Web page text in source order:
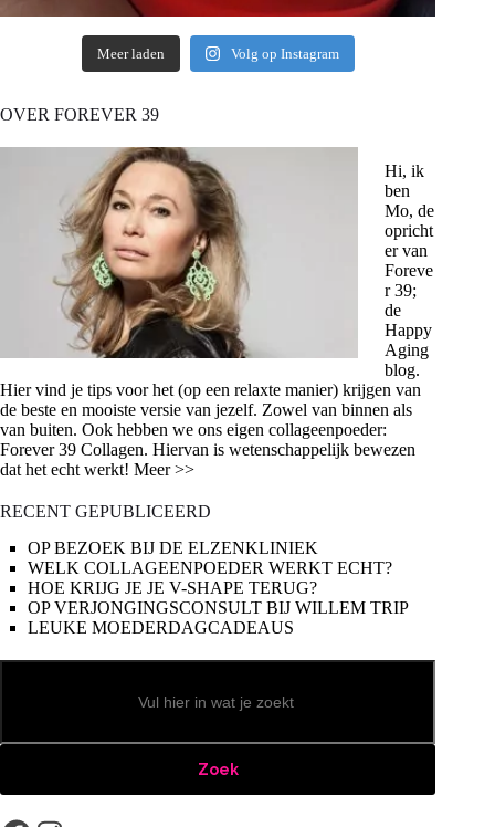
Meer laden Volg op Instagram
OVER FOREVER 39
Hi, ik
ben
Mo, de
opricht
er van
Foreve
r 39;
de
Happy
Aging
blog.
Hier vind je tips voor het (op een relaxte manier) krijgen van
de beste en mooiste versie van jezelf. Zowel van binnen als
van buiten. Ook hebben we ons eigen collageenpoeder:
Forever 39 Collagen. Hiervan is wetenschappelijk bewezen
dat het echt werkt! Meer >>
RECENT GEPUBLICEERD
OP BEZOEK BIJ DE ELZENKLINIEK
WELK COLLAGEENPOEDER WERKT ECHT?
HOE KRIJG JE JE V-SHAPE TERUG?
OP VERJONGINGSCONSULT BIJ WILLEM TRIP
LEUKE MOEDERDAGCADEAUS
Zoeken
Zoek